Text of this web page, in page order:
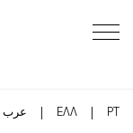
عرب | ΕΛΛ | PT